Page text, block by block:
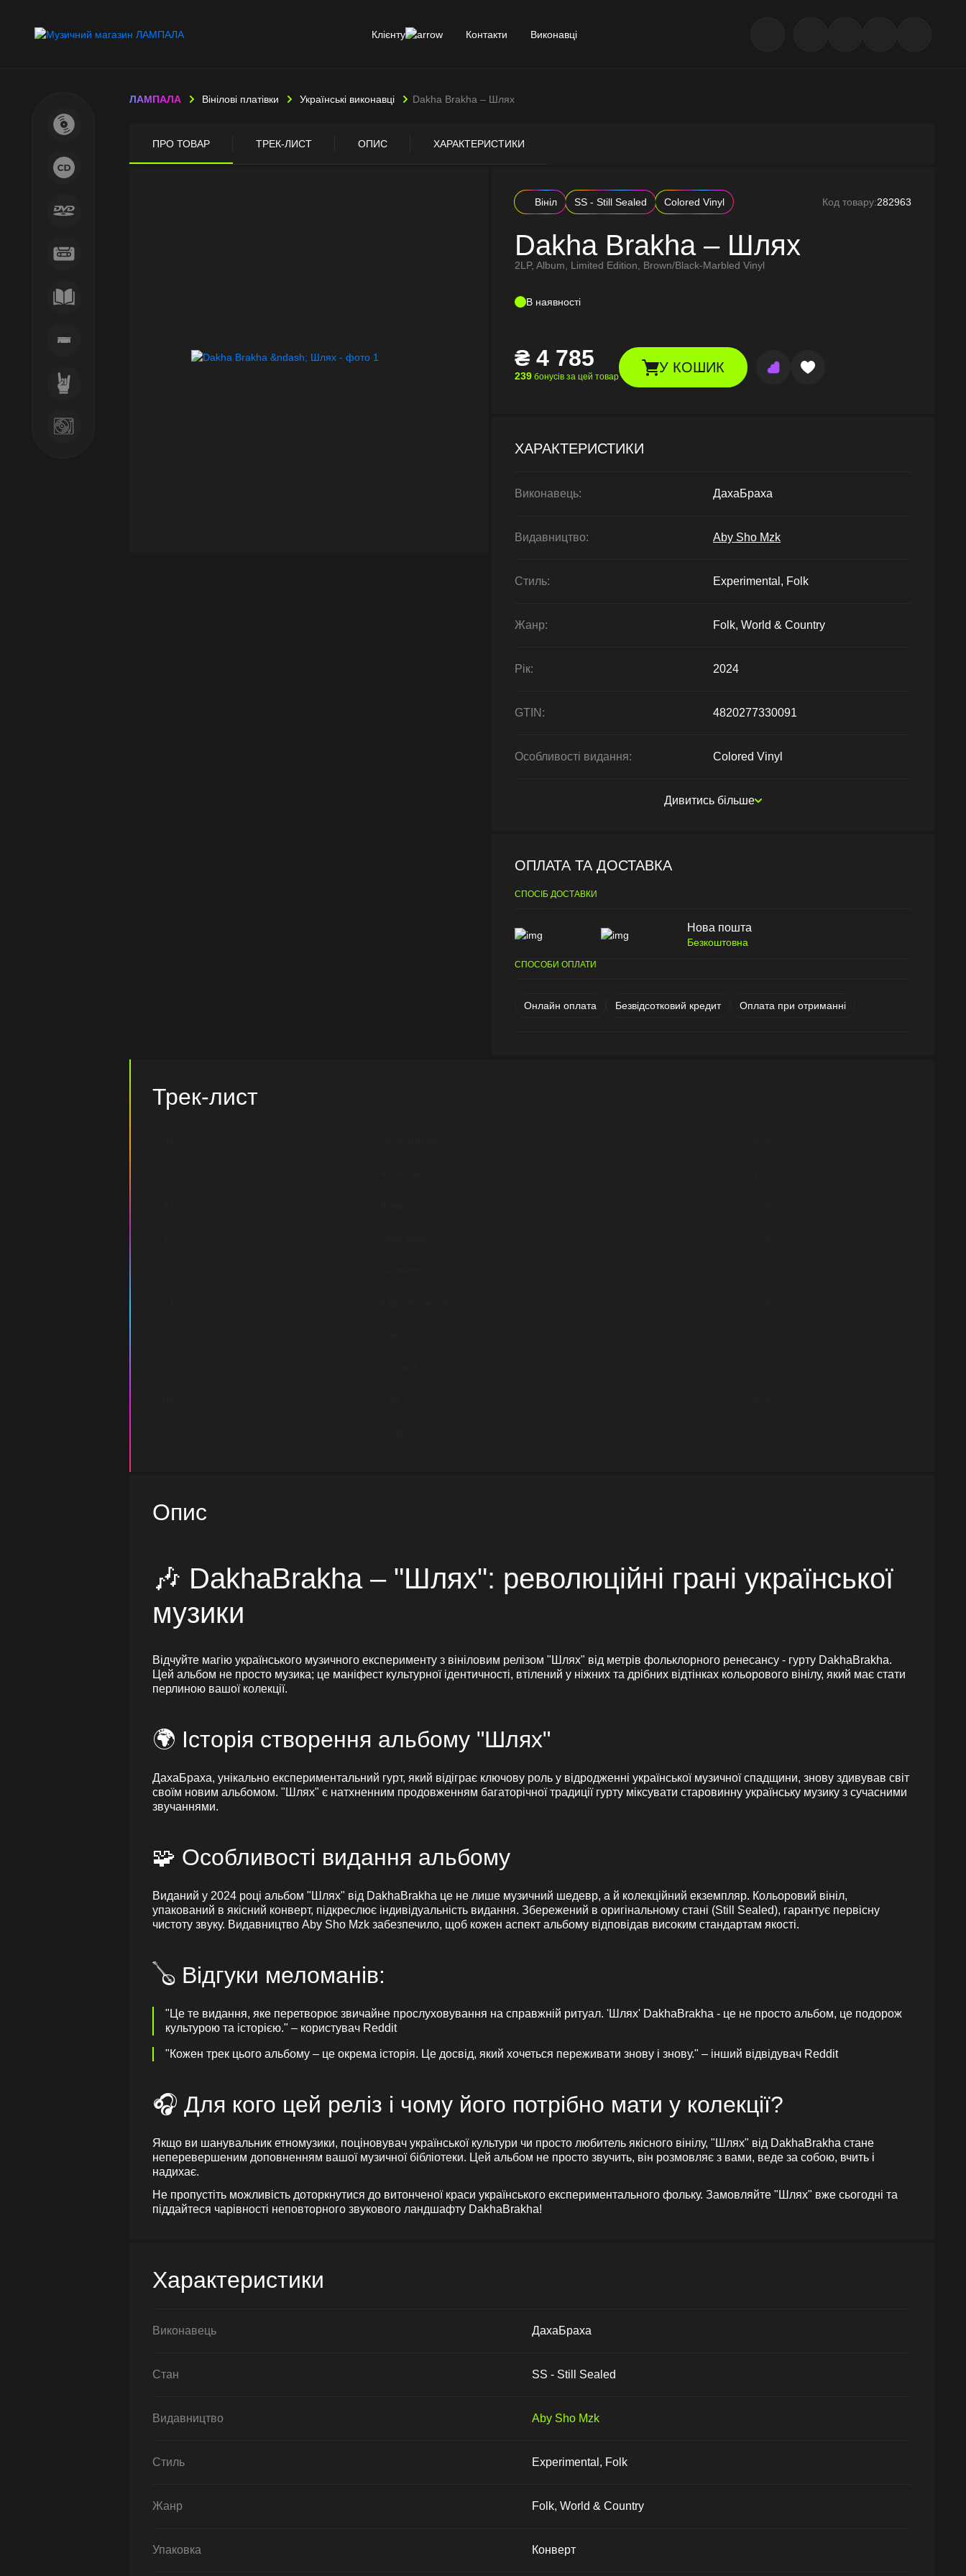
Клієнту Контакти Виконавці
ЛАМПАЛА Вінілові платівки Українські виконавці Dakha Brakha – Шлях
ПРО ТОВАР ТРЕК-ЛИСТ ОПИС ХАРАКТЕРИСТИКИ
Вініл SS - Still Sealed Colored Vinyl Код товару:282963
Dakha Brakha – Шлях
2LP, Album, Limited Edition, Brown/Black-Marbled Vinyl
В наявності
₴ 4 785
239 бонусів за цей товар
У КОШИК
ХАРАКТЕРИСТИКИ
Виконавець: ДахаБраха
Видавництво: Aby Sho Mzk
Стиль: Experimental, Folk
Жанр: Folk, World & Country
Рік: 2024
GTIN: 4820277330091
Особливості видання: Colored Vinyl
Дивитись більше
ОПЛАТА ТА ДОСТАВКА
СПОСІБ ДОСТАВКИ
Нова пошта
Безкоштовна
СПОСОБИ ОПЛАТИ
Онлайн оплата Безвідсотковий кредит Оплата при отриманні
Трек-лист
Опис
🎶 DakhaBrakha – "Шлях": революційні грані української
музики
Відчуйте магію українського музичного експерименту з вініловим релізом "Шлях" від метрів фольклорного ренесансу - гурту DakhaBrakha.
Цей альбом не просто музика; це маніфест культурної ідентичності, втілений у ніжних та дрібних відтінках кольорового вінілу, який має стати
перлиною вашої колекції.
🌍 Історія створення альбому "Шлях"
ДахаБраха, унікально експериментальний гурт, який відіграє ключову роль у відродженні української музичної спадщини, знову здивував світ
своїм новим альбомом. "Шлях" є натхненним продовженням багаторічної традиції гурту міксувати старовинну українську музику з сучасними
звучаннями.
🧩 Особливості видання альбому
Виданий у 2024 році альбом "Шлях" від DakhaBrakha це не лише музичний шедевр, а й колекційний екземпляр. Кольоровий вініл,
упакований в якісний конверт, підкреслює індивідуальність видання. Збережений в оригінальному стані (Still Sealed), гарантує первісну
чистоту звуку. Видавництво Aby Sho Mzk забезпечило, щоб кожен аспект альбому відповідав високим стандартам якості.
🪕 Відгуки меломанів:
"Це те видання, яке перетворює звичайне прослуховування на справжній ритуал. 'Шлях' DakhaBrakha - це не просто альбом, це подорож
культурою та історією." – користувач Reddit
"Кожен трек цього альбому – це окрема історія. Це досвід, який хочеться переживати знову і знову." – інший відвідувач Reddit
🎧 Для кого цей реліз і чому його потрібно мати у колекції?
Якщо ви шанувальник етномузики, поціновувач української культури чи просто любитель якісного вінілу, "Шлях" від DakhaBrakha стане
неперевершеним доповненням вашої музичної бібліотеки. Цей альбом не просто звучить, він розмовляє з вами, веде за собою, вчить і
надихає.
Не пропустіть можливість доторкнутися до витонченої краси українського експериментального фольку. Замовляйте "Шлях" вже сьогодні та
піддайтеся чарівності неповторного звукового ландшафту DakhaBrakha!
Характеристики
Виконавець ДахаБраха
Стан SS - Still Sealed
Видавництво Aby Sho Mzk
Стиль Experimental, Folk
Жанр Folk, World & Country
Упаковка Конверт